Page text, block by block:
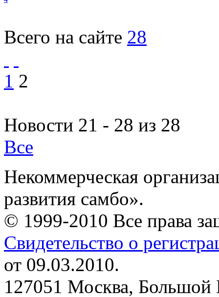
Всего на сайте 28
1 2
Новости 21 - 28 из 28
Все
Некоммерческая
развития самбо».
© 1999-2010 Все права
Свидетельство о
от 09.03.2010.
127051 Москва, Большой